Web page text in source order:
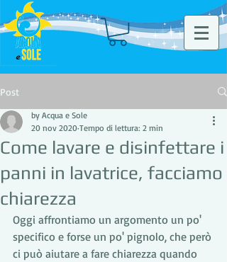
Post
Come lavare e disinfettare i
panni in lavatrice, facciamo
chiarezza
by Acqua e Sole
20 nov 2020 Tempo di lettura: 2 min
Oggi affrontiamo un argomento un po'
specifico e forse un po' pignolo, che però
ci può aiutare a fare chiarezza quando